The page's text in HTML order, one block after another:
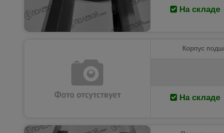
На складе
Корпус
На складе